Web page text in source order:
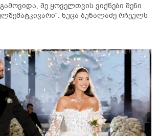
მე ყოველთვის ვიქნები შენი
ნუცა ბუზალაძე რჩეულს